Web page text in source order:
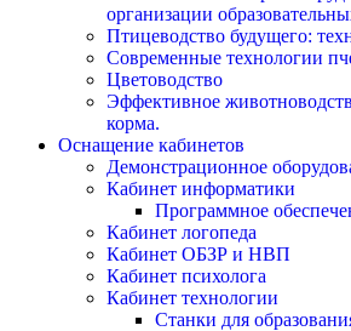
организации
Птицеводство будущего:
Современные технологии
Цветоводство
Эффективное
корма.
Оснащение кабинетов
Демонстрационное
Кабинет информатики
Программное
Кабинет логопеда
Кабинет ОБЗР и НВП
Кабинет психолога
Кабинет технологии
Станки для